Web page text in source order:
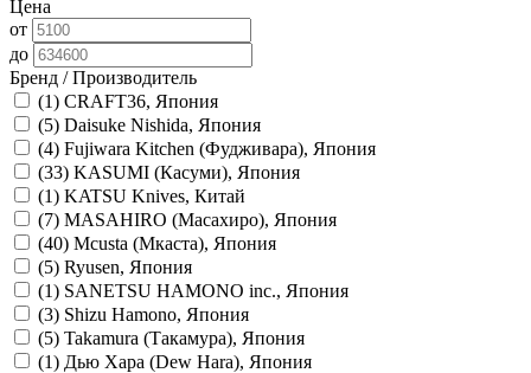
Цена
от
до
Бренд / Производитель
(1) CRAFT36, Япония
(5) Daisuke Nishida, Япония
(4) Fujiwara Kitchen (Фудживара), Япония
(33) KASUMI (Касуми), Япония
(1) KATSU Knives, Китай
(7) MASAHIRO (Масахиро), Япония
(40) Mcusta (Мкаста), Япония
(5) Ryusen, Япония
(1) SANETSU HAMONO inc., Япония
(3) Shizu Hamono, Япония
(5) Takamura (Такамура), Япония
(1) Дью Хара (Dew Hara), Япония